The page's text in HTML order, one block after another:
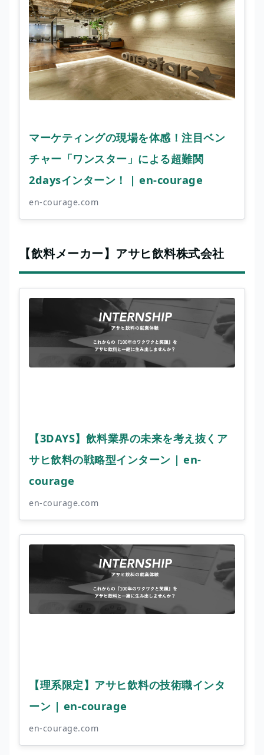
マーケティングの現場を体感！注目ベン
チャー「ワンスター」による超難関
2daysインターン！ | en-courage
en-courage.com
【飲料メーカー】アサヒ飲料株式会社
【3DAYS】飲料業界の未来を考え抜くア
サヒ飲料の戦略型インターン | en-
courage
en-courage.com
【理系限定】アサヒ飲料の技術職インタ
ーン | en-courage
en-courage.com